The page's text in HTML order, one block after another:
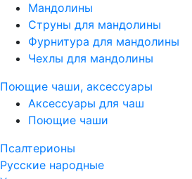
Мандолины
Струны для мандолины
Фурнитура для мандолины
Чехлы для мандолины
Поющие чаши, аксессуары
Аксессуары для чаш
Поющие чаши
Псалтерионы
Русские народные